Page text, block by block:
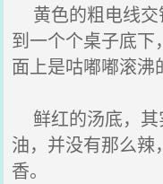
黄色的粗电线交
到一个个桌子底
面上是咕嘟嘟滚沸
鲜红的汤底，其
油，并没有那么辣
香。